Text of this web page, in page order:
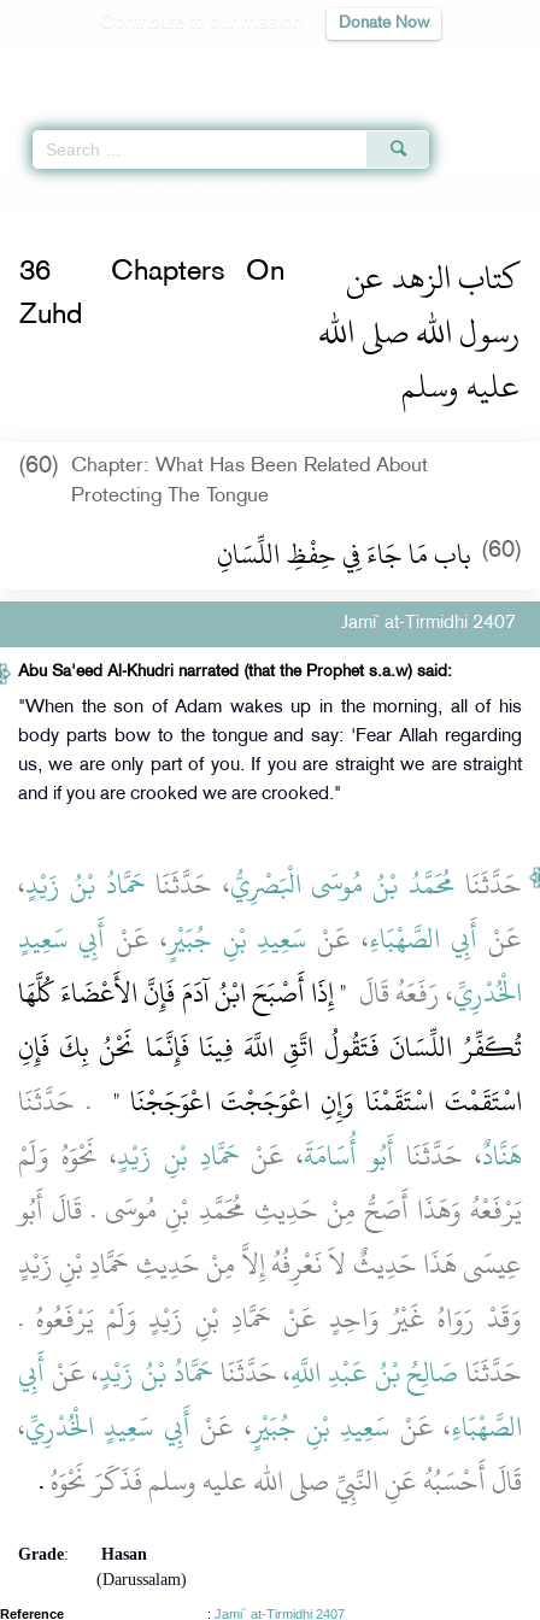
Donate Now
كتاب الزهد عن
رسول الله صلى الله
عليه وسلم
36
Chapters On
Zuhd
(60)
Chapter: What Has Been Related About
Protecting The Tongue
(60) باب مَا جَاءَ فِي حِفْظِ اللِّسَانِ
Jami` at-Tirmidhi 2407
Abu Sa'eed Al-Khudri narrated (that the Prophet s.a.w) said:
"When the son of Adam wakes up in the morning, all of his
body parts bow to the tongue and say: 'Fear Allah regarding
us, we are only part of you. If you are straight we are straight
and if you are crooked we are crooked."
حَدَّثَنَا مُحَمَّدُ بْنُ مُوسَى الْبَصْرِيُّ، حَدَّثَنَا حَمَّادُ بْنُ زَيْدٍ،
عَنْ أَبِي الصَّهْبَاءِ، عَنْ سَعِيدِ بْنِ جُبَيْرٍ، عَنْ أَبِي سَعِيدٍ
الْخُدْرِيِّ، رَفَعَهُ قَالَ ‏ "‏ إِذَا أَصْبَحَ ابْنُ آدَمَ فَإِنَّ الأَعْضَاءَ كُلَّهَا
تُكَفِّرُ اللِّسَانَ فَتَقُولُ اتَّقِ اللَّهَ فِينَا فَإِنَّمَا نَحْنُ بِكَ فَإِنِ
اسْتَقَمْتَ اسْتَقَمْنَا وَإِنِ اعْوَجَجْتَ اعْوَجَجْنَا ‏" ‏ ‏.‏ حَدَّثَنَا
هَنَّادٌ، حَدَّثَنَا أَبُو أُسَامَةَ، عَنْ حَمَّادِ بْنِ زَيْدٍ، نَحْوَهُ وَلَمْ
يَرْفَعْهُ وَهَذَا أَصَحُّ مِنْ حَدِيثِ مُحَمَّدِ بْنِ مُوسَى ‏.‏ قَالَ أَبُو
عِيسَى هَذَا حَدِيثٌ لاَ نَعْرِفُهُ إِلاَّ مِنْ حَدِيثِ حَمَّادِ بْنِ زَيْدٍ
وَقَدْ رَوَاهُ غَيْرُ وَاحِدٍ عَنْ حَمَّادِ بْنِ زَيْدٍ وَلَمْ يَرْفَعُوهُ ‏.‏
حَدَّثَنَاصَالِحُ بْنُ عَبْدِ اللَّهِ، حَدَّثَنَاحَمَّادُ بْنُ زَيْدٍ، عَنْأَبِي
الصَّهْبَاءِ، عَنْ سَعِيدِ بْنِ جُبَيْرٍ، عَنْ أَبِي سَعِيدٍ الْخُدْرِيِّ،
قَالَ أَحْسَبُهُ عَنِ النَّبِيِّ صلى الله عليه وسلم فَذَكَرَ نَحْوَهُ‏.‏
Grade:
Hasan
(Darussalam)
Reference : Jami` at-Tirmidhi 2407